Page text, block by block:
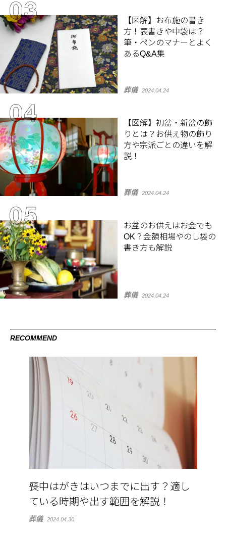
【図解】お布施の書き
方！表書きや中袋は？
筆・ペンのマナーとよく
あるQ&A集
葬儀 2024.04.24
【図解】初盆・新盆の飾
りとは？お供え物の飾り
方や宗派ごとの違いを解
説！
葬儀 2024.04.24
お盆のお供えはお金でも
OK？金額相場やのし袋の
書き方も解説
葬儀 2024.04.24
RECOMMEND
喪中はがきはいつまでに出す？適し
ている時期や出す範囲を解説！
葬儀 2024.04.30